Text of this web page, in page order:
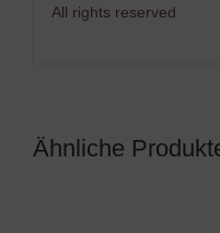
All rights reserved
Ähnliche